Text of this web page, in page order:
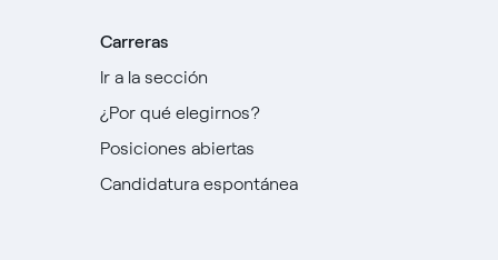
Carreras
Ir a la sección
¿Por qué elegirnos?
Posiciones abiertas
Candidatura espontánea